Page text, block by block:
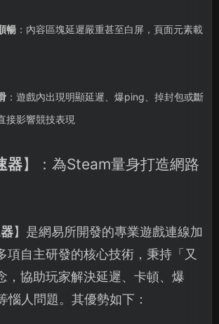
暢：內容區塊延遲嚴重甚至白屏，頁面元素載
：遊戲內出現明顯延遲、爆ping、掉封包或斷
接影響競技表現
器】：為Steam量身打造網路
】是網易所開發的專業遊戲連線加
項自主研發的核心技術，秉持「又
，協助玩家解決延遲、卡頓、爆
惱人問題。其優勢如下：